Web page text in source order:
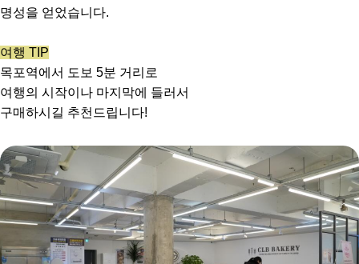
명성을 얻었습니다.
여행 TIP
목포역에서 도보 5분 거리로
여행의 시작이나 마지막에 들러서
구매하시길 추천드립니다!